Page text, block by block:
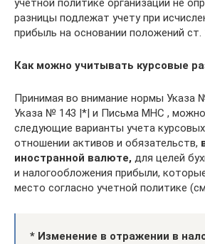
учетной политике организации не
разницы подлежат учету при
прибыль на основании положений ст.
Как можно учитывать курсовые
Принимая во внимание нормы Указа
Указа № 143 |*| и Письма МНС ,
следующие варианты учета
отношении активов и обязательств,
иностранной валюте, для целей
и налогообложения прибыли,
место согласно учетной политике
* Изменение в отражении в